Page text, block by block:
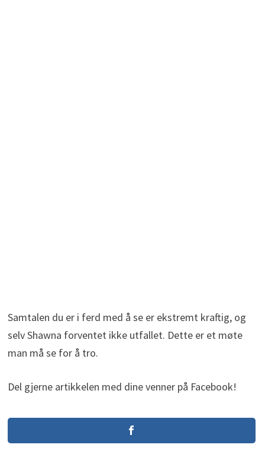
Samtalen du er i ferd med å se er ekstremt kraftig, og
selv Shawna forventet ikke utfallet. Dette er et møte
man må se for å tro.
Del gjerne artikkelen med dine venner på Facebook!